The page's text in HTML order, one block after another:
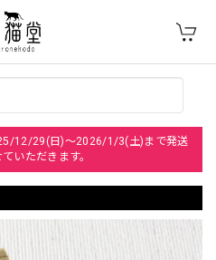
12/29(日)～2026/1/3(土)まで発送
いただきます。